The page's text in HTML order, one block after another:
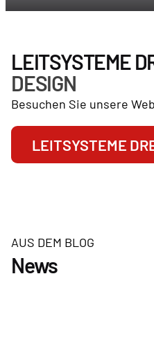
LEITSYSTEME
DESIGN
Besuchen Sie unsere
LEITSYSTEME
AUS DEM BLOG
News